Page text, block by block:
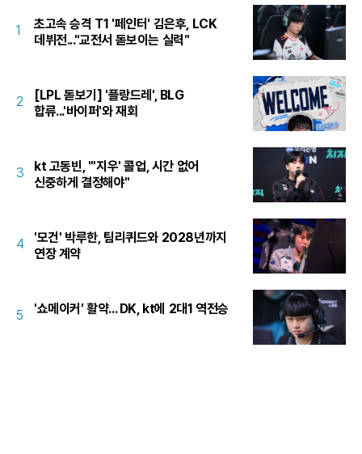
1
초고속 승격 T1 '페인터' 김은후, LCK
데뷔전..."교전서 돋보이는 실력"
2
[LPL 돋보기] '플랑드레', BLG
합류...'바이퍼'와 재회
3
kt 고동빈, "'지우' 콜업, 시간 없어
신중하게 결정해야"
4
'모건' 박루한, 팀리퀴드와 2028년까지
연장 계약
5 '쇼메이커' 활약... DK, kt에 2대1 역전승